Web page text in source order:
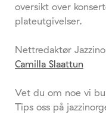
oversikt over
plateutgivelser.
Nettredaktør
Camilla Slaattun
Vet du om noe vi
Tips oss på